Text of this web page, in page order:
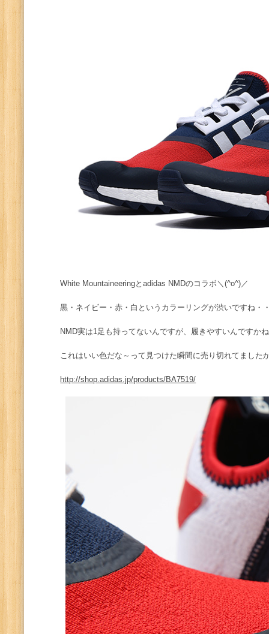
White Mountaineeringとadidas NMDのコラボ＼(^o^)／
黒・ネイビー・赤・白というカラーリングが渋いですね・
NMD実は1足も持ってないんですが、履きやすいんですか
これはいい色だな～って見つけた瞬間に売り切れてました
http://shop.adidas.jp/products/BA7519/